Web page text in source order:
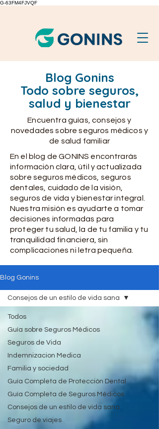
G-63FM4FJVQF
Blog Gonins
Todo sobre seguros,
salud y bienestar
Encuentra guías, consejos y
novedades sobre seguros médicos y
de salud familiar
En el blog de GONINS encontrarás
información clara, útil y actualizada
sobre seguros médicos, seguros
dentales, cuidado de la visión,
seguros de vida y bienestar integral.
Nuestra misión es ayudarte a tomar
decisiones informadas para
proteger tu salud, la de tu familia y tu
tranquilidad financiera, sin
complicaciones ni letra pequeña.
Blog Gonins
Todos
Guía sobre Seguros Médicos
Seguros de Vida
Indemnizacion Medica
Familia y sociedad
Guía Completa de Protección Dental
Guía Completa de Seguros Médicos
Consejos de un estilo de vida sana
Seguro de viajes
Consejos de un estilo de vida sana